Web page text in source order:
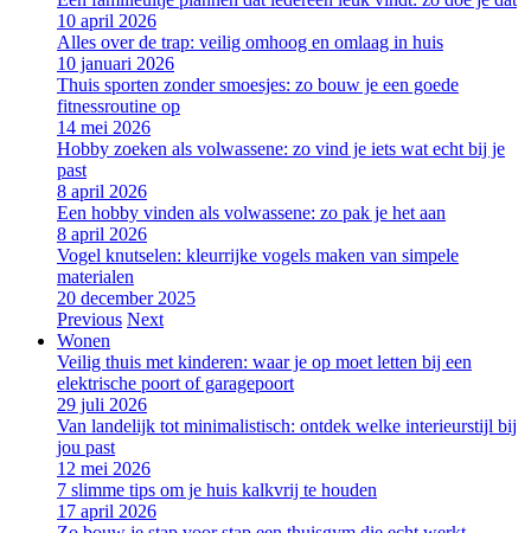
10 april 2026
Alles over de trap: veilig omhoog en omlaag in huis
10 januari 2026
Thuis sporten zonder smoesjes: zo bouw je een goede
fitnessroutine op
14 mei 2026
Hobby zoeken als volwassene: zo vind je iets wat echt bij je
past
8 april 2026
Een hobby vinden als volwassene: zo pak je het aan
8 april 2026
Vogel knutselen: kleurrijke vogels maken van simpele
materialen
20 december 2025
Previous Next
Wonen
Veilig thuis met kinderen: waar je op moet letten bij een
elektrische poort of garagepoort
29 juli 2026
Van landelijk tot minimalistisch: ontdek welke interieurstijl bij
jou past
12 mei 2026
7 slimme tips om je huis kalkvrij te houden
17 april 2026